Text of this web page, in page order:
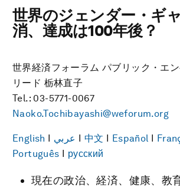
世界のジェンダー・ギ
消、達成は100年後？
世界経済フォーラム パブリック・エ
リード 栃林直子
Tel.: 03-5771-0067
Naoko.Tochibayashi@weforum.org
English I I 中文 I Español I
Português I русский
現在の政治、経済、健康、教